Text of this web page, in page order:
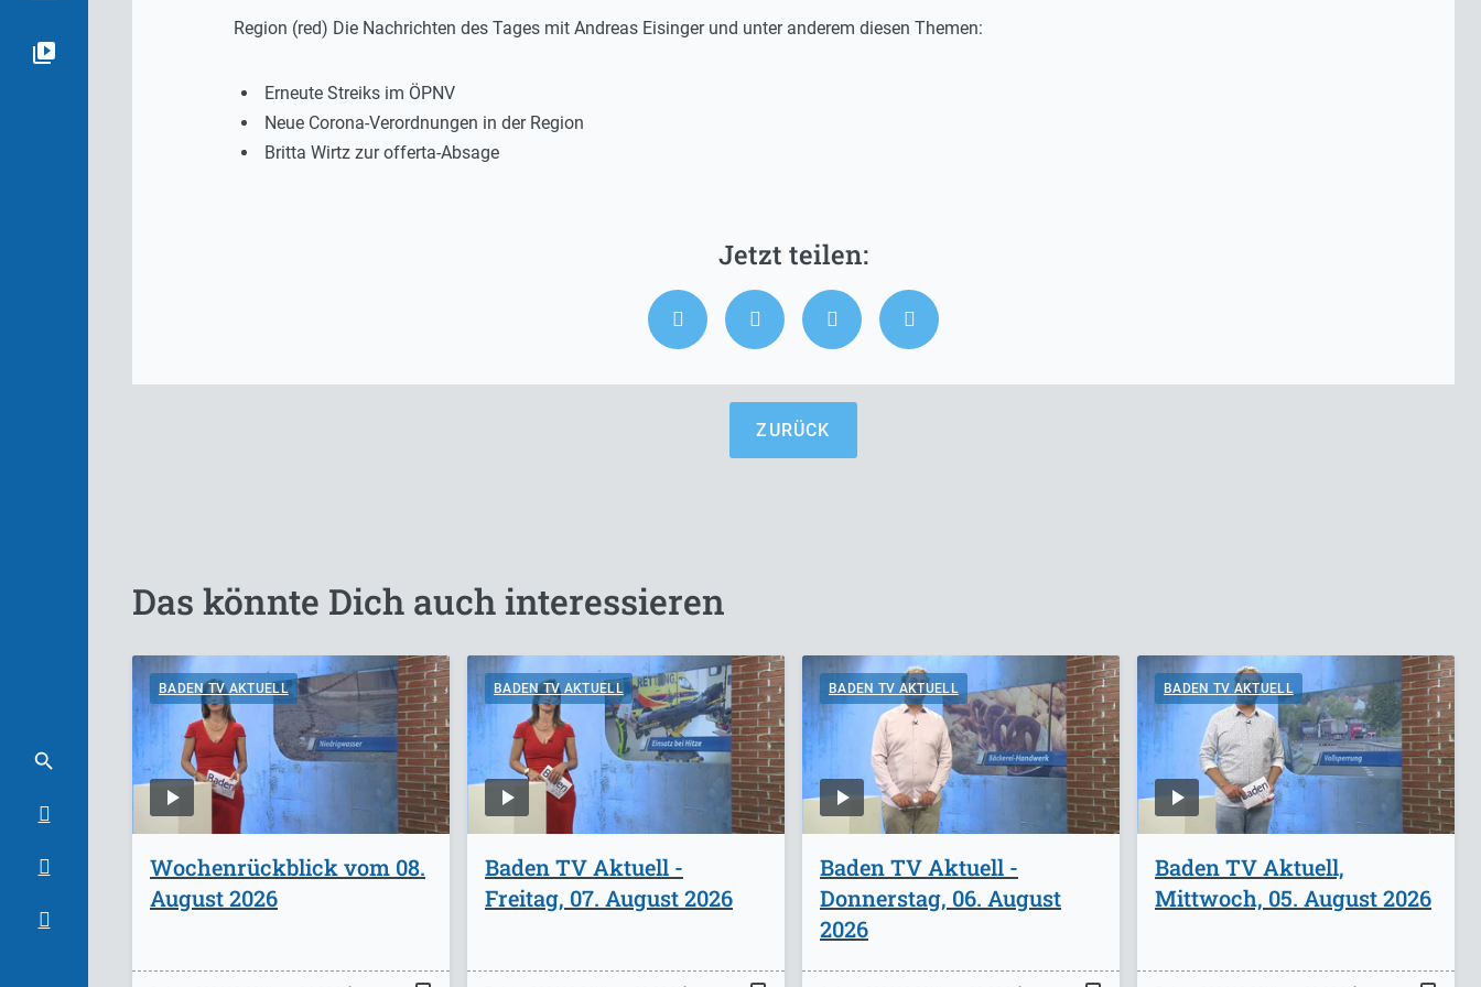
Region (red) Die Nachrichten des Tages mit Andreas Eisinger und unter anderem diesen Themen:
Erneute Streiks im ÖPNV
Neue Corona-Verordnungen in der Region
Britta Wirtz zur offerta-Absage
ZURÜCK
Das könnte Dich auch interessieren
BADEN TV AKTUELL
Wochenrückblick vom 08.
August 2026
BADEN TV AKTUELL
Baden TV Aktuell -
Freitag, 07. August 2026
BADEN TV AKTUELL
Baden TV Aktuell -
Donnerstag, 06. August
2026
BADEN TV AKTUELL
Baden TV Aktuell,
Mittwoch, 05. August 2026